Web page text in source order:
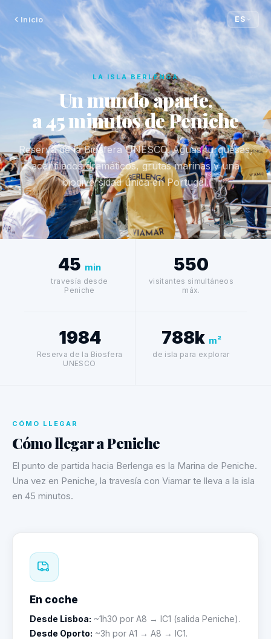
Inicio ES
LA ISLA BERLENGA
Un mundo aparte,
a 45 minutos de Peniche
Reserva de la Biosfera UNESCO. Aguas turquesas,
acantilados dramáticos, grutas marinas y una
biodiversidad única en Portugal.
45 min
travesía desde
Peniche
550
visitantes simultáneos
máx.
1984
Reserva de la Biosfera
UNESCO
788k m²
de isla para explorar
CÓMO LLEGAR
Cómo llegar a Peniche
El punto de partida hacia Berlenga es la Marina de Peniche.
Una vez en Peniche, la travesía con Viamar te lleva a la isla
en 45 minutos.
En coche
Desde Lisboa: ~1h30 por A8 → IC1 (salida Peniche).
Desde Oporto: ~3h por A1 → A8 → IC1.